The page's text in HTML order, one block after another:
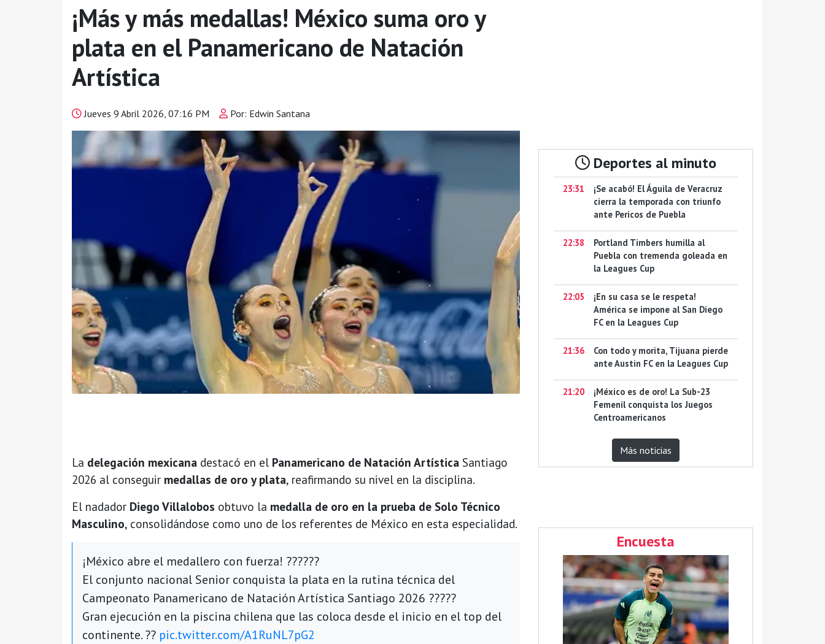
¡Más y más medallas! México suma oro y
plata en el Panamericano de Natación
Artística
Jueves 9 Abril 2026, 07:16 PM Por: Edwin Santana
La delegación mexicana destacó en el Panamericano de Natación Artística Santiago
2026 al conseguir medallas de oro y plata, reafirmando su nivel en la disciplina.
El nadador Diego Villalobos obtuvo la medalla de oro en la prueba de Solo Técnico
Masculino, consolidándose como uno de los referentes de México en esta especialidad.
¡México abre el medallero con fuerza! ??????
El conjunto nacional Senior conquista la plata en la rutina técnica del
Campeonato Panamericano de Natación Artística Santiago 2026 ??‍???
Gran ejecución en la piscina chilena que las coloca desde el inicio en el top del
continente. ?? pic.twitter.com/A1RuNL7pG2
Deportes al minuto
23:31
¡Se acabó! El Águila de Veracruz
cierra la temporada con triunfo
ante Pericos de Puebla
22:38
Portland Timbers humilla al
Puebla con tremenda goleada en
la Leagues Cup
22:05
¡En su casa se le respeta!
América se impone al San Diego
FC en la Leagues Cup
21:36
Con todo y morita, Tijuana pierde
ante Austin FC en la Leagues Cup
21:20
¡México es de oro! La Sub-23
Femenil conquista los Juegos
Centroamericanos
Más noticias
Encuesta